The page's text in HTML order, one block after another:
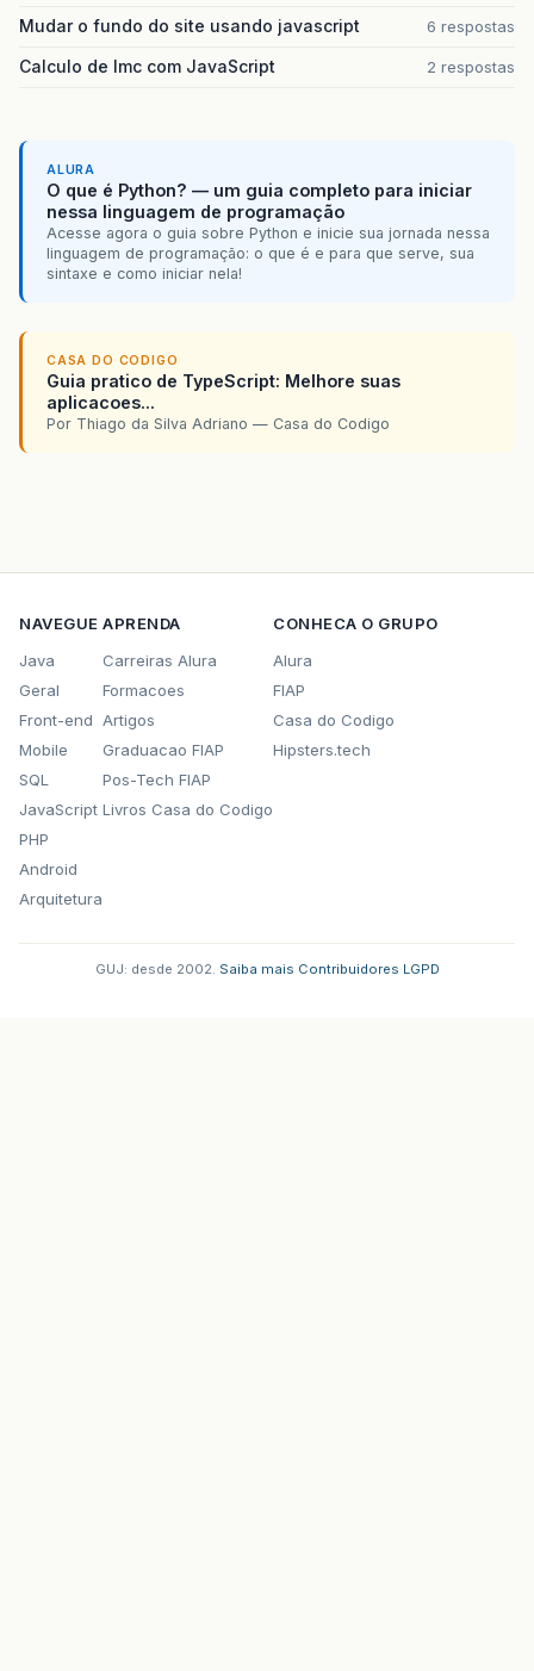
Mudar o fundo do site usando javascript 6 respostas
Calculo de Imc com JavaScript 2 respostas
ALURA
O que é Python? — um guia completo para iniciar
nessa linguagem de programação
Acesse agora o guia sobre Python e inicie sua jornada nessa
linguagem de programação: o que é e para que serve, sua
sintaxe e como iniciar nela!
CASA DO CODIGO
Guia pratico de TypeScript: Melhore suas
aplicacoes...
Por Thiago da Silva Adriano — Casa do Codigo
NAVEGUE
Java
Geral
Front-end
Mobile
SQL
JavaScript
PHP
Android
Arquitetura
APRENDA
Carreiras Alura
Formacoes
Artigos
Graduacao FIAP
Pos-Tech FIAP
Livros Casa do Codigo
CONHECA O GRUPO
Alura
FIAP
Casa do Codigo
Hipsters.tech
GUJ: desde 2002. Saiba mais Contribuidores LGPD